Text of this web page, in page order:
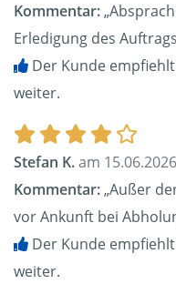
Kommentar:
Erledigung des
Der Kunde
weiter.
Stefan K.am 15.06.2026
Kommentar:„Außer
vor Ankunft bei
Der Kunde
weiter.